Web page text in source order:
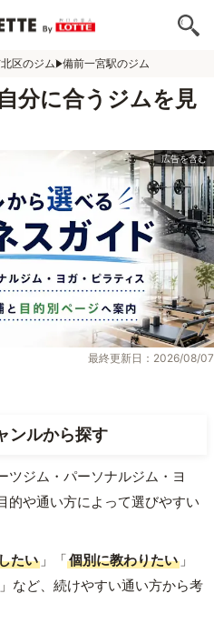
区のジム 備前一宮駅のジム
分に合うジムを見
最終更新日：2026/08/07
ンルから探す
ツジム・パーソナルジム・ヨ
的や通い方によって選びやすい
たい 」「個別に教わりたい 」
」など、続けやすい通い方から考